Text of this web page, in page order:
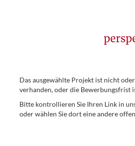
Das ausgewählte Projekt ist nicht
verhanden, oder die Bewerbungsfrist
Bitte kontrollieren Sie Ihren Link in
oder wählen Sie dort eine andere